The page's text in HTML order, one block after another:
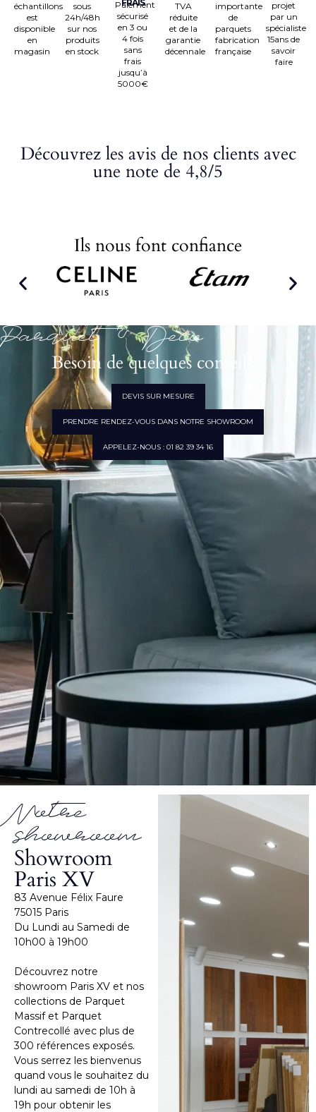
échantillons
est
disponible
en
magasin
sous
24h/48h
sur nos
produits
en stock
FRAIS
Paiement
sécurisé
en 3 ou
4 fois
sans
frais
jusqu’à
5000€
TVA
réduite
et de la
garantie
décennale
importante
de
parquets
fabrication
française
projet
par un
spécialiste
15ans de
savoir
faire
Découvrez les avis de nos clients avec
une note de 4,8/5
Ils nous font confiance
Parquet & Déco
Besoin de quelques conseils ?
DEVIS SUR MESURE
PRENDRE RENDEZ-VOUS DANS NOTRE SHOWROOM
APPELEZ-NOUS : 01 82 39 34 16
Notre
showroom
Showroom
Paris XV
83 Avenue Félix Faure
75015 Paris
Du Lundi au Samedi de
10h00 à 19h00
Découvrez notre
showroom Paris XV et nos
collections de Parquet
Massif et Parquet
Contrecollé avec plus de
300 références exposés.
Vous serrez les bienvenus
quand vous le souhaitez du
lundi au samedi de 10h à
19h pour obtenir les